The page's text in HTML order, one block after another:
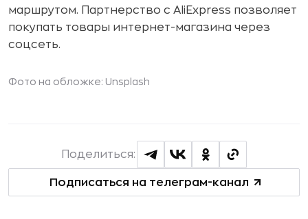
маршрутом. Партнерство с AliExpress позволяет
покупать товары интернет-магазина через
соцсеть.
Фото на обложке: Unsplash
Подписаться на телеграм-канал
Поделиться: